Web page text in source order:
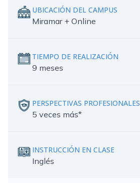
UBICACIÓN DEL CAMPUS
Miramar + Online
TIEMPO DE REALIZACIÓN
9 meses
PERSPECTIVAS PROFESIONALES
5 veces más*
INSTRUCCIÓN EN CLASE
Inglés